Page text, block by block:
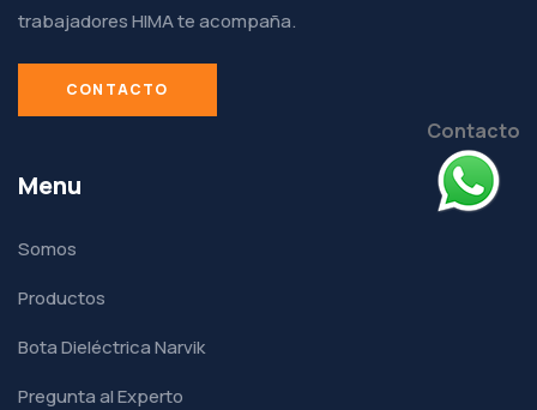
trabajadores HIMA te acompaña.
CONTACTO
Menu
Somos
Productos
Bota Dieléctrica Narvik
Pregunta al Experto
Contacto